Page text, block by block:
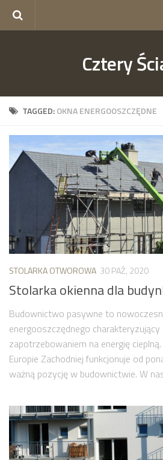
ogrodzenia Szczecin
Cztery
TAGGED:OKNA ENERGOOSZCZĘDNE
STOLARKA OTWOROWA 30 PAŹ, 2020
Stolarka okienna dla
Budownictwo pasywne to
energooszczędnego charakteryzujący
zapotrzebowaniem na energię
Europie Zachodniej funkcjonuje od
ważną pozycję w budownictwie. W